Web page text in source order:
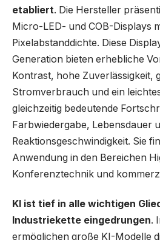
etabliert. Die Hersteller
Micro-LED- und COB-Displays
Pixelabstanddichte. Diese
Generation bieten erhebliche
Kontrast, hohe Zuverlässigkeit,
Stromverbrauch und ein
gleichzeitig bedeutende
Farbwiedergabe, Lebensdauer
Reaktionsgeschwindigkeit. Sie
Anwendung in den Bereichen
Konferenztechnik und
KI ist tief in alle wichtigen
Industriekette eingedrungen.
ermöglichen große KI-Modelle